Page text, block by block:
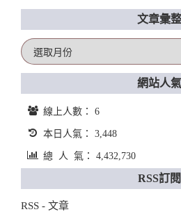
文章彙整
文
章
彙
網站人氣
線上人數： 6
本日人氣： 3,448
總 人 氣： 4,432,730
RSS訂閱
RSS - 文章